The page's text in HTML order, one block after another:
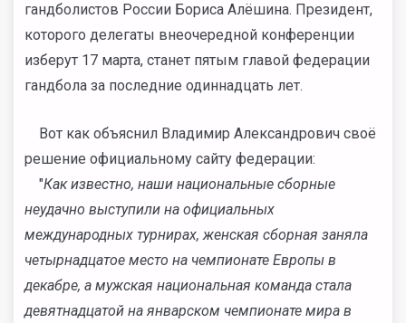
гандболистов России Бориса Алёшина. Президент,
которого делегаты внеочередной конференции
изберут 17 марта, станет пятым главой федерации
гандбола за последние одиннадцать лет.
Вот как объяснил Владимир Александрович своё
решение официальному сайту федерации:
"Как известно, наши национальные сборные
неудачно выступили на официальных
международных турнирах, женская сборная заняла
четырнадцатое место на чемпионате Европы в
декабре, а мужская национальная команда стала
девятнадцатой на январском чемпионате мира в